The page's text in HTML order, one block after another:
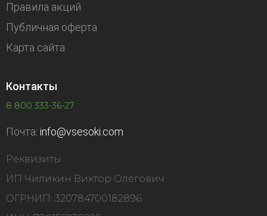
Правила акций
Публичная оферта
Карта сайта
Контакты
8 800 333-36-27
Почта: info@vsesoki.com
Реквизиты
ИП Чиликин Виктор Олегович
ОГРНИП: 320784700182896